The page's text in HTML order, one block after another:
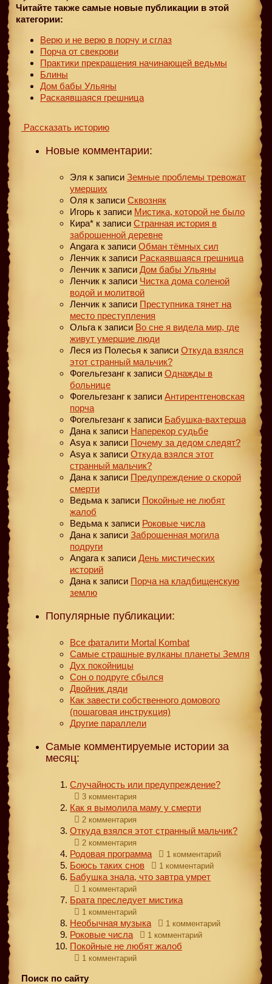
Читайте также самые новые публикации в этой
категории:
Верю и не верю в порчу и сглаз
Порча от свекрови
Практики прекращения начинающей ведьмы
Блины
Дом бабы Ульяны
Раскаявшаяся грешница
Рассказать историю
Новые комментарии:
Эля к записи Земные проблемы тревожат
умерших
Оля к записи Сквозняк
Игорь к записи Мистика, которой не было
Кира* к записи Странная история в
заброшенной деревне
Angara к записи Обман тёмных сил
Ленчик к записи Раскаявшаяся грешница
Ленчик к записи Дом бабы Ульяны
Ленчик к записи Чистка дома соленой
водой и молитвой
Ленчик к записи Преступника тянет на
место преступления
Ольга к записи Во сне я видела мир, где
живут умершие люди
Леся из Полесья к записи Откуда взялся
этот странный мальчик?
Фогельгезанг к записи Однажды в
больнице
Фогельгезанг к записи Антирентгеновская
порча
Фогельгезанг к записи Бабушка-вахтерша
Дана к записи Наперекор судьбе
Asya к записи Почему за дедом следят?
Asya к записи Откуда взялся этот
странный мальчик?
Дана к записи Предупреждение о скорой
смерти
Ведьма к записи Покойные не любят
жалоб
Ведьма к записи Роковые числа
Дана к записи Заброшенная могила
подруги
Angara к записи День мистических
историй
Дана к записи Порча на кладбищенскую
землю
Популярные публикации:
Все фаталити Mortal Kombat
Самые страшные вулканы планеты Земля
Дух покойницы
Сон о подруге сбылся
Двойник дяди
Как завести собственного домового
(пошаговая инструкция)
Другие параллели
Самые комментируемые истории за
месяц:
Случайность или предупреждение?
3 комментария
Как я вымолила маму у смерти
2 комментария
Откуда взялся этот странный мальчик?
2 комментария
Родовая программа 1 комментарий
Боюсь таких снов 1 комментарий
Бабушка знала, что завтра умрет
1 комментарий
Брата преследует мистика
1 комментарий
Необычная музыка 1 комментарий
Роковые числа 1 комментарий
Покойные не любят жалоб
1 комментарий
Поиск по сайту